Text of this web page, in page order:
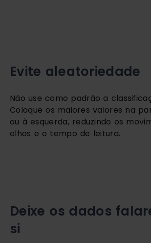
Evite aleatoriedade
Não use como padrão a
Coloque os maiores valores na
ou à esquerda, reduzindo os
olhos e o tempo de leitura.
Deixe os dados
si